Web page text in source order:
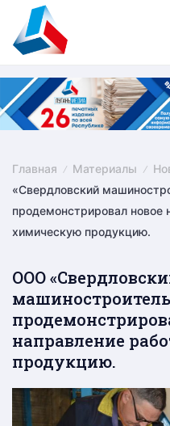
content
Главная Материалы
«Свердловский
продемонстрировал новое
химическую продукцию.
ООО
направление
продукцию.